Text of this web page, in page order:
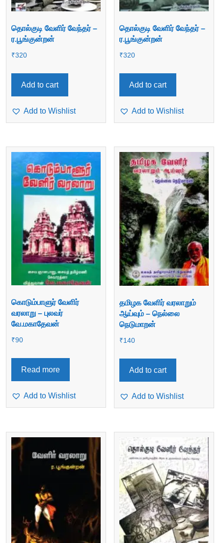
தொல்குடி வேளிர் வேந்தர் –
ர.பூங்குன்றன்
₹320
Add to cart
Add to Wishlist
தொல்குடி வேளிர் வேந்தர் –
ர.பூங்குன்றன்
₹320
Add to cart
Add to Wishlist
கொடும்பாளுர் வேளிர்
வரலாறு – புலவர்
வே.மகாதேவன்
₹90
Read more
Add to Wishlist
தமிழக வேளிர் வரலாறும்
ஆய்வும் – நெல்லை
நெடுமாறன்
₹140
Add to cart
Add to Wishlist